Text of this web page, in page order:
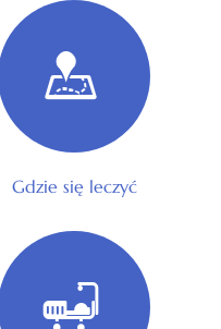
Gdzie się leczyć